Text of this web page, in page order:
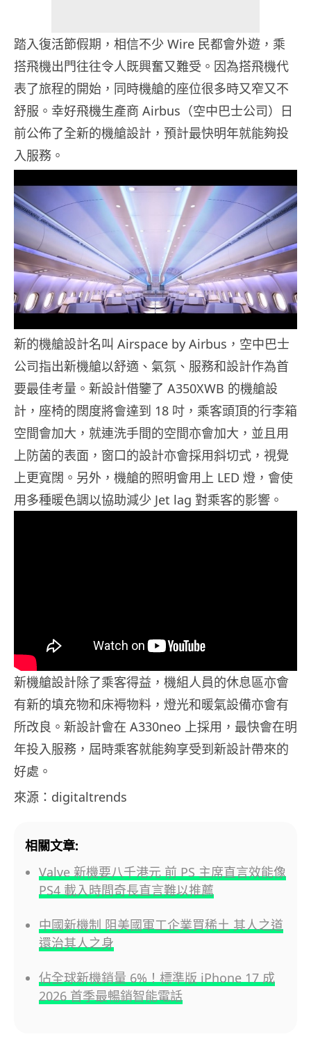
踏入復活節假期，相信不少 Wire 民都會外遊，乘
搭飛機出門往往令人既興奮又難受。因為搭飛機代
表了旅程的開始，同時機艙的座位很多時又窄又不
舒服。幸好飛機生產商 Airbus（空中巴士公司）日
前公佈了全新的機艙設計，預計最快明年就能夠投
入服務。
新的機艙設計名叫 Airspace by Airbus，空中巴士
公司指出新機艙以舒適、氣氛、服務和設計作為首
要最佳考量。新設計借鑒了 A350XWB 的機艙設
計，座椅的闊度將會達到 18 吋，乘客頭頂的行李箱
空間會加大，就連洗手間的空間亦會加大，並且用
上防菌的表面，窗口的設計亦會採用斜切式，視覺
上更寬闊。另外，機艙的照明會用上 LED 燈，會使
用多種暖色調以協助減少 Jet lag 對乘客的影響。
新機艙設計除了乘客得益，機組人員的休息區亦會
有新的填充物和床褥物料，燈光和暖氣設備亦會有
所改良。新設計會在 A330neo 上採用，最快會在明
年投入服務，屆時乘客就能夠享受到新設計帶來的
好處。
來源：digitaltrends
相關文章:
Valve 新機要八千港元 前 PS 主席直言效能像
PS4 載入時間奇長直言難以推薦
中國新機制 阻美國軍工企業買稀土 其人之道
還治其人之身
佔全球新機銷量 6%！標準版 iPhone 17 成
2026 首季最暢銷智能電話